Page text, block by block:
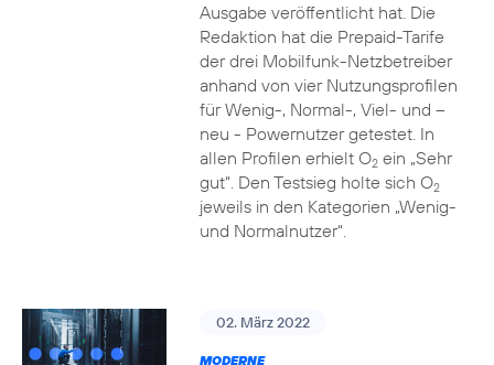
Ausgabe veröffentlicht hat. Die
Redaktion hat die Prepaid-Tarife
der drei Mobilfunk-Netzbetreiber
anhand von vier Nutzungsprofilen
für Wenig-, Normal-, Viel- und –
neu - Powernutzer getestet. In
allen Profilen erhielt O2ein „Sehr
gut“. Den Testsieg holte sich O2
jeweils in den Kategorien „Wenig-
und Normalnutzer“.
02. März 2022
MODERNE